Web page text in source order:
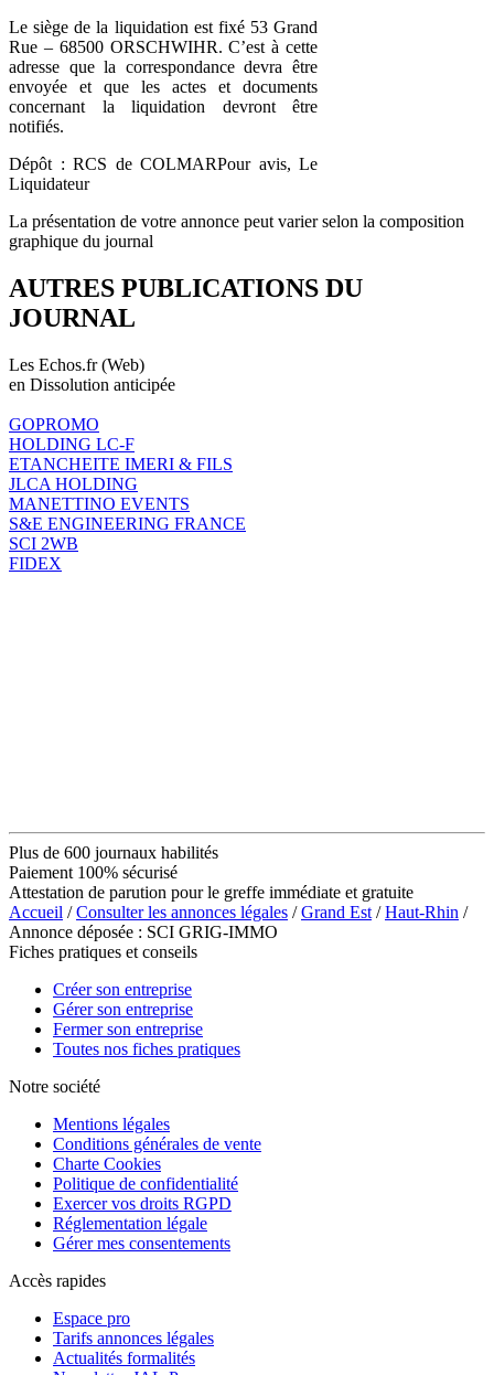
Le siège de la liquidation est fixé 53 Grand
Rue – 68500 ORSCHWIHR. C’est à cette
adresse que la correspondance devra être
envoyée et que les actes et documents
concernant la liquidation devront être
notifiés.
Dépôt : RCS de COLMARPour avis, Le
Liquidateur
La présentation de votre annonce peut varier selon la composition
graphique du journal
AUTRES PUBLICATIONS DU
JOURNAL
Les Echos.fr (Web)
en Dissolution anticipée
GOPROMO
HOLDING LC-F
ETANCHEITE IMERI & FILS
JLCA HOLDING
MANETTINO EVENTS
S&E ENGINEERING FRANCE
SCI 2WB
FIDEX
Plus de 600 journaux habilités
Paiement 100% sécurisé
Attestation de parution pour le greffe immédiate et gratuite
Accueil /Consulter les annonces légales /Grand Est /Haut-Rhin /
Annonce déposée : SCI GRIG-IMMO
Fiches pratiques et conseils
Créer son entreprise
Gérer son entreprise
Fermer son entreprise
Toutes nos fiches pratiques
Notre société
Mentions légales
Conditions générales de vente
Charte Cookies
Politique de confidentialité
Exercer vos droits RGPD
Réglementation légale
Gérer mes consentements
Accès rapides
Espace pro
Tarifs annonces légales
Actualités formalités